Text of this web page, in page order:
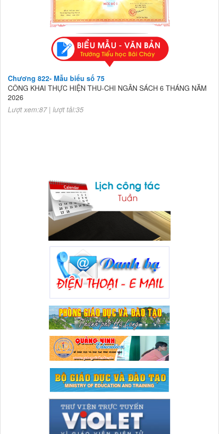
Chương 822- Mẫu biểu số 75
CÔNG KHAI THỰC HIỆN THU-CHI NGÂN SÁCH 6 THÁNG NĂM
2026
Lượt xem:87 | lượt tải:35
Chương 822- Mẫu biểu số 75